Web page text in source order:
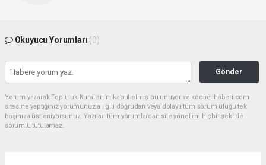
Okuyucu Yorumları (0)
Gönder
Yorum yazarak Topluluk Kuralları’nı kabul etmiş bulunuyor ve kocaelihaberi.com
sitesine yaptığınız yorumunuzla ilgili doğrudan veya dolaylı tüm sorumluluğu tek
başınıza üstleniyorsunuz. Yazılan tüm yorumlardan site yönetimi hiçbir şekilde
sorumlu tutulamaz.